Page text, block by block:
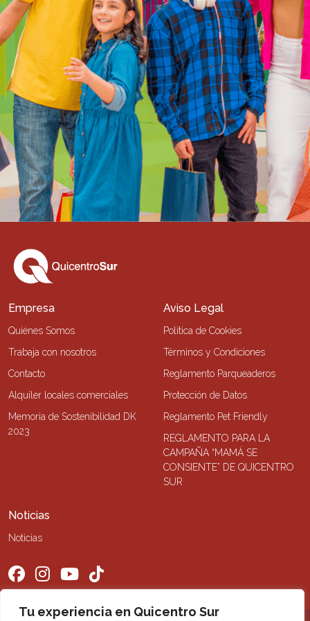
Tu experiencia en Quicentro Sur
Empresa
Quiénes Somos
Trabaja con nosotros
Contacto
Alquiler locales comerciales
Memoria de Sostenibilidad DK
2023
Aviso Legal
Política de Cookies
Términos y Condiciones
Reglamento Parqueaderos
Protección de Datos
Reglamento Pet Friendly
REGLAMENTO PARA LA
CAMPAÑA “MAMÁ SE
CONSIENTE” DE QUICENTRO
SUR
Noticias
Noticias